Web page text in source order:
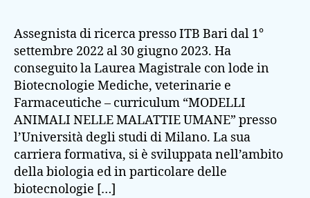
Assegnista di ricerca presso ITB Bari dal 1°
settembre 2022 al 30 giugno 2023. Ha
conseguito la Laurea Magistrale con lode in
Biotecnologie Mediche, veterinarie e
Farmaceutiche – curriculum “MODELLI
ANIMALI NELLE MALATTIE UMANE” presso
l’Università degli studi di Milano. La sua
carriera formativa, si è sviluppata nell’ambito
della biologia ed in particolare delle
biotecnologie […]